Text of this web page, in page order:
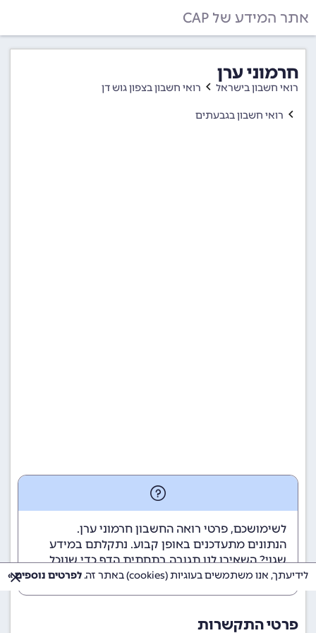
אתר המידע של CAP
חרמוני ערן
רואי חשבון בישראל רואי חשבון בצפון גוש דן
רואי חשבון בגבעתים
לשימושכם, פרטי רואה החשבון חרמוני ערן.
הנתונים מתעדכנים באופן קבוע. נתקלתם במידע
שגוי? השאירו לנו תגובה בתחתית הדף כדי שנוכל
לטפל בבעיה בהקדם.
פרטי התקשרות
לידיעתך, אנו משתמשים בעוגיות (cookies) באתר זה. לפרטים נוספים »